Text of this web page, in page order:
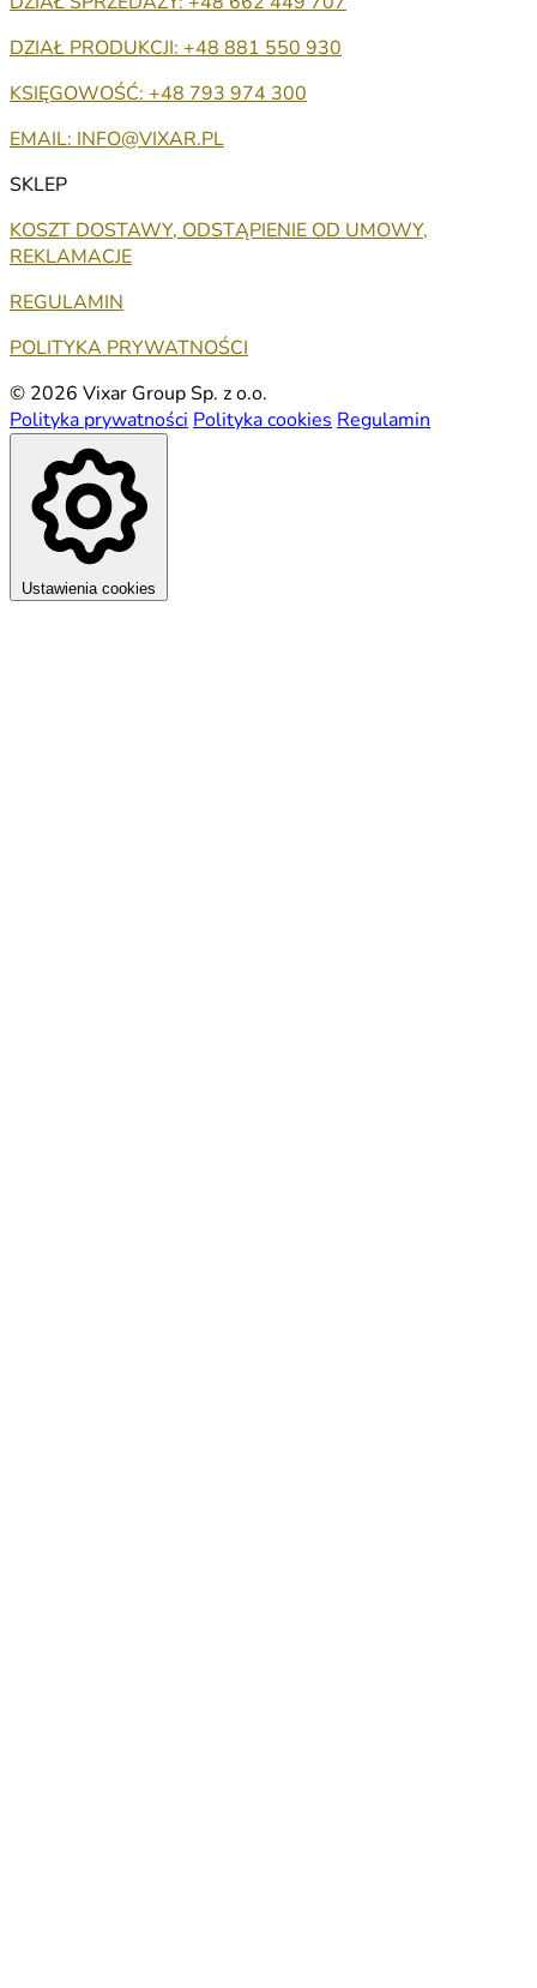
DZIAŁ PRODUKCJI: +48 881 550 930
KSIĘGOWOŚĆ: +48 793 974 300
EMAIL: INFO@VIXAR.PL
SKLEP
KOSZT DOSTAWY, ODSTĄPIENIE OD UMOWY,
REKLAMACJE
REGULAMIN
POLITYKA PRYWATNOŚCI
© 2026 Vixar Group Sp. z o.o.
Polityka prywatności Polityka cookies Regulamin
Ustawienia cookies